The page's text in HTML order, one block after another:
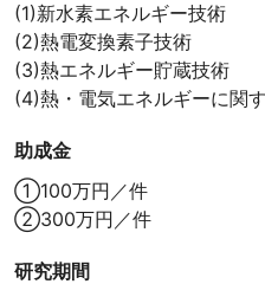
(1)新水素エネルギー技術
(2)熱電変換素子技術
(3)熱エネルギー貯蔵技術
(4)熱・電気エネルギーに関
助成金
①100万円／件
②300万円／件
研究期間